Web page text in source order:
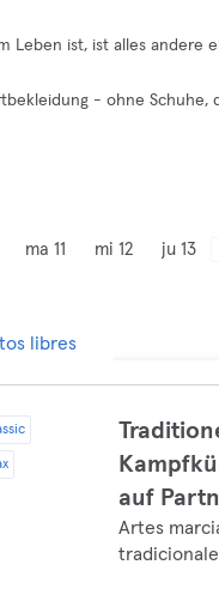
Leben ist, ist alles andere
- ohne Schuhe,
ma 11 mi 12 ju 13
libres
auf
Artes